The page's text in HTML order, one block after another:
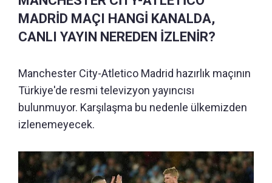
MADRİD MAÇI HANGİ KANALDA,
CANLI YAYIN NEREDEN İZLENİR?
Manchester City-Atletico Madrid hazırlık maçının
Türkiye'de resmi televizyon yayıncısı
bulunmuyor. Karşılaşma bu nedenle ülkemizden
izlenemeyecek.